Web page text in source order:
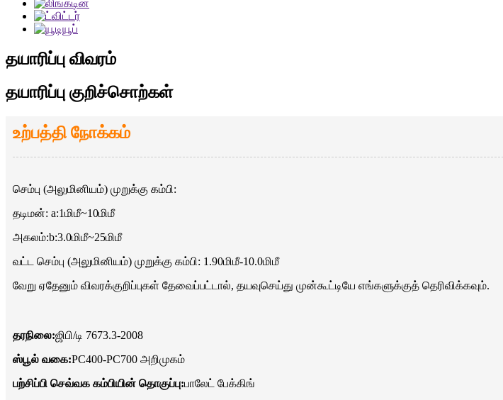
தயாரிப்பு விவரம்
தயாரிப்பு குறிச்சொற்கள்
உற்பத்தி நோக்கம்
செம்பு (அலுமினியம்) முறுக்கு கம்பி:
தடிமன்: a:1மிமீ~10மிமீ
அகலம்:b:3.0மிமீ~25மிமீ
வட்ட செம்பு (அலுமினியம்) முறுக்கு கம்பி: 1.90மிமீ-10.0மிமீ
வேறு ஏதேனும் விவரக்குறிப்புகள் தேவைப்பட்டால், தயவுசெய்து முன்கூட்டியே எங்களுக்குத் தெரிவிக்கவும்.
தரநிலை:ஜிபி/டி 7673.3-2008
ஸ்பூல் வகை:PC400-PC700 அறிமுகம்
பற்சிப்பி செவ்வக கம்பியின் தொகுப்பு:பாலேட் பேக்கிங்